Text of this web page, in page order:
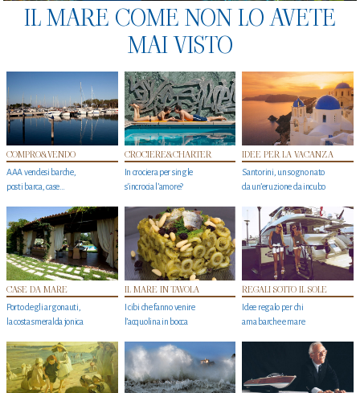
IL MARE COME NON LO AVETE
MAI VISTO
COMPRO&VENDO
AAA vendesi barche,
posti barca, case…
CROCIERE&CHARTER
In crociera per single
s'incrocia l’amore?
IDEE PER LA VACANZA
Santorini, un sogno nato
da un’eruzione da incubo
CASE DA MARE
Porto degli argonauti,
la costa smeralda jonica
IL MARE IN TAVOLA
I cibi che fanno venire
l’acquolina in bocca
REGALI SOTTO IL SOLE
Idee regalo per chi
ama barche e mare